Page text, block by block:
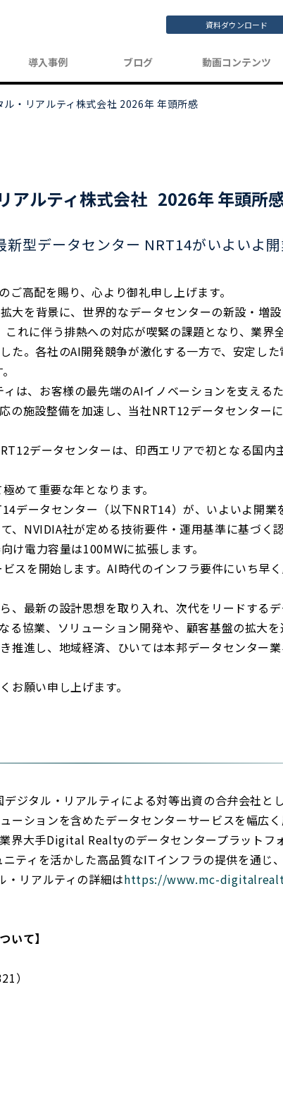
資料ダウンロード
導入事例 ブログ 動画コンテンツ
ル・リアルティ株式会社 2026年 年頭所感
アルティ株式会社   2026年 年頭所
型データセンター NRT14がいよいよ
高配を賜り、心より御礼申し上げます。
大を背景に、世界的なデータセンターの新設・増設
れに伴う排熱への対応が喫緊の課題となり、業界
た。各社のAI開発競争が激化する一方で、安定し
は、お客様の最先端のAIイノベーションを支える
の施設整備を加速し、当社NRT12データセンター
データセンターは、印西エリアで初となる国内
めて重要な年となります。
データセンター（以下NRT14）が、いよいよ開業
、 NVIDIA社が定める技術要件・運用基準に基づく
け電力容量は100MWに拡張します。
スを開始します。AI時代のインフラ要件にいち早
、最新の設計思想を取り入れ、次代をリードする
る協業、ソリューション開発や、顧客基盤の拡大
推進し、地域経済、ひいては本邦データセンター
お願い申し上げます。
ジタル・リアルティによる対等出資の合弁会社と
ションを含めたデータセンターサービスを幅広く
界大手Digital Realtyのデータセンタープラットフ
ティを活かした高品質なITインフラの提供を通じ
・リアルティの詳細はhttps://www.mc-
いて】
）